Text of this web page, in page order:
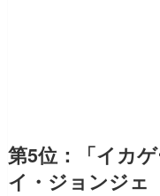
第5位：「イカ
イ・ジョンジェ